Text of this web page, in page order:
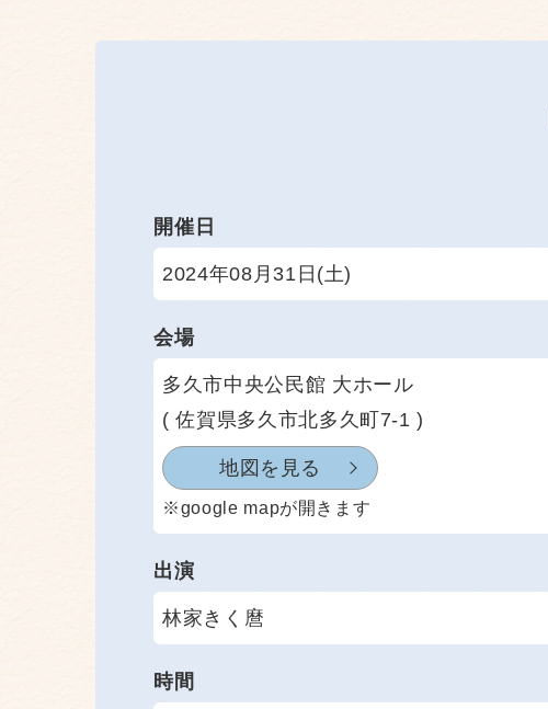
開催日
2024年08月31日(土)
会場
多久市中央公民館 大ホール
( 佐賀県多久市北多久町7-1 )
地図を見る
※google mapが開きます
出演
林家きく麿
時間